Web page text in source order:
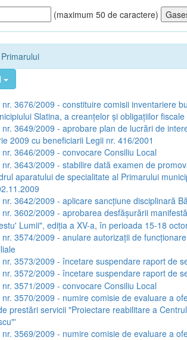
(maximum 50 de caractere)
nr. 3676/2009 - constituire comisii inventariere
Slatina, a creanţelor şi obligaţiilor
nr. 3649/2009 - aprobare plan de lucrări de
2009 cu beneficiarii Legii nr. 416/2001
nr. 3646/2009 - convocare Consiliu Local
nr. 3643/2009 - stabilire dată examen de
aparatului de specialitate al Primarului
nr. 3642/2009 - aplicare sancţiune disciplinară
nr. 3602/2009 - aprobarea desfăşurării
Lumii", ediţia a XV-a, în perioada 15-18
nr. 3574/2009 - anulare autorizaţii de
nr. 3573/2009 - încetare suspendare raport de
nr. 3572/2009 - încetare suspendare raport de
nr. 3571/2009 - convocare Consiliu Local
nr. 3570/2009 - numire comisie de evaluare a
prestări servicii "Proiectare reabilitare a
nr. 3569/2009 - numire comisie de evaluare a